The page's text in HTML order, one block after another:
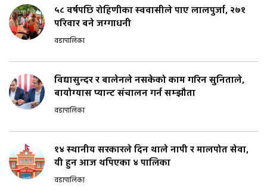
५८ वर्षपछि रोहिणीका स्ववासीले पाए लालपुर्जा, २७१
परिवार बने जग्गाधनी
वडापालिका
विद्यासुन्दर र बालेनले नसकेको काम गरिन सुनिताले,
बायोग्यास प्यान्ट संचालन गर्न सम्झौता
वडापालिका
१४ स्थानीय सरकारले दिन थाले नापी र मालपोत सेवा,
यी हुन आज थपिएका ४ पालिका
वडापालिका